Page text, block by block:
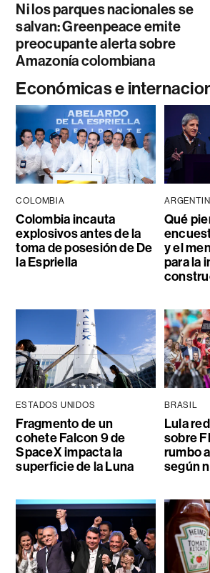
Ni los parques nacionales se
salvan: Greenpeace emite
preocupante alerta sobre
Amazonía colombiana
Económicas e
COLOMBIA
Colombia incauta
explosivos antes de la
toma de posesión de De
la Espriella
Qué
y el
para la
ESTADOS UNIDOS
Fragmento de un
cohete Falcon 9 de
SpaceX impacta la
superficie de la Luna
BRASIL
Lula
sobre
rumbo
según